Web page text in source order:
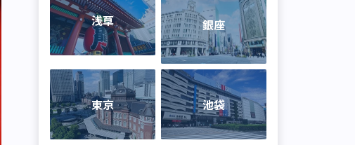
浅草 銀座
東京 池袋